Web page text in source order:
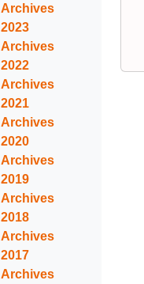
Archives
2023
Archives
2022
Archives
2021
Archives
2020
Archives
2019
Archives
2018
Archives
2017
Archives